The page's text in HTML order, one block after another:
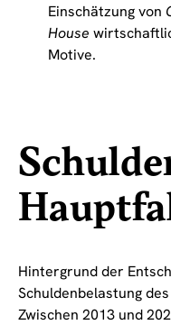
Einschätzung von
House
Motive.
Hintergrund der
Schuldenbelastung
Zwischen 2013 und